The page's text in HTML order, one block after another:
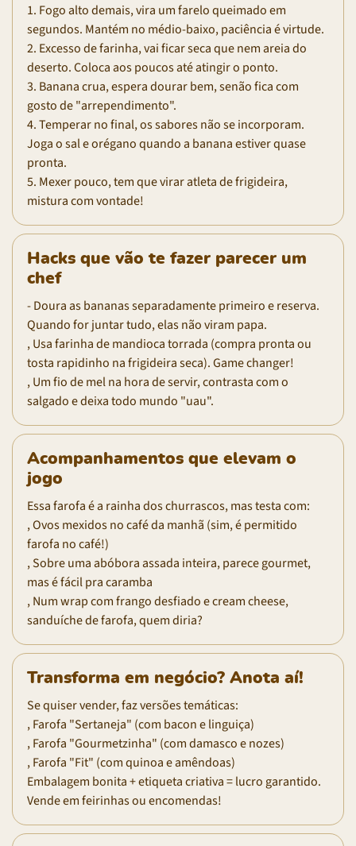
1. Fogo alto demais, vira um farelo queimado em
segundos. Mantém no médio-baixo, paciência é virtude.
2. Excesso de farinha, vai ficar seca que nem areia do
deserto. Coloca aos poucos até atingir o ponto.
3. Banana crua, espera dourar bem, senão fica com
gosto de "arrependimento".
4. Temperar no final, os sabores não se incorporam.
Joga o sal e orégano quando a banana estiver quase
pronta.
5. Mexer pouco, tem que virar atleta de frigideira,
mistura com vontade!
Hacks que vão te fazer parecer um
chef
- Doura as bananas separadamente primeiro e reserva.
Quando for juntar tudo, elas não viram papa.
, Usa farinha de mandioca torrada (compra pronta ou
tosta rapidinho na frigideira seca). Game changer!
, Um fio de mel na hora de servir, contrasta com o
salgado e deixa todo mundo "uau".
Acompanhamentos que elevam o
jogo
Essa farofa é a rainha dos churrascos, mas testa com:
, Ovos mexidos no café da manhã (sim, é permitido
farofa no café!)
, Sobre uma abóbora assada inteira, parece gourmet,
mas é fácil pra caramba
, Num wrap com frango desfiado e cream cheese,
sanduíche de farofa, quem diria?
Transforma em negócio? Anota aí!
Se quiser vender, faz versões temáticas:
, Farofa "Sertaneja" (com bacon e linguiça)
, Farofa "Gourmetzinha" (com damasco e nozes)
, Farofa "Fit" (com quinoa e amêndoas)
Embalagem bonita + etiqueta criativa = lucro garantido.
Vende em feirinhas ou encomendas!